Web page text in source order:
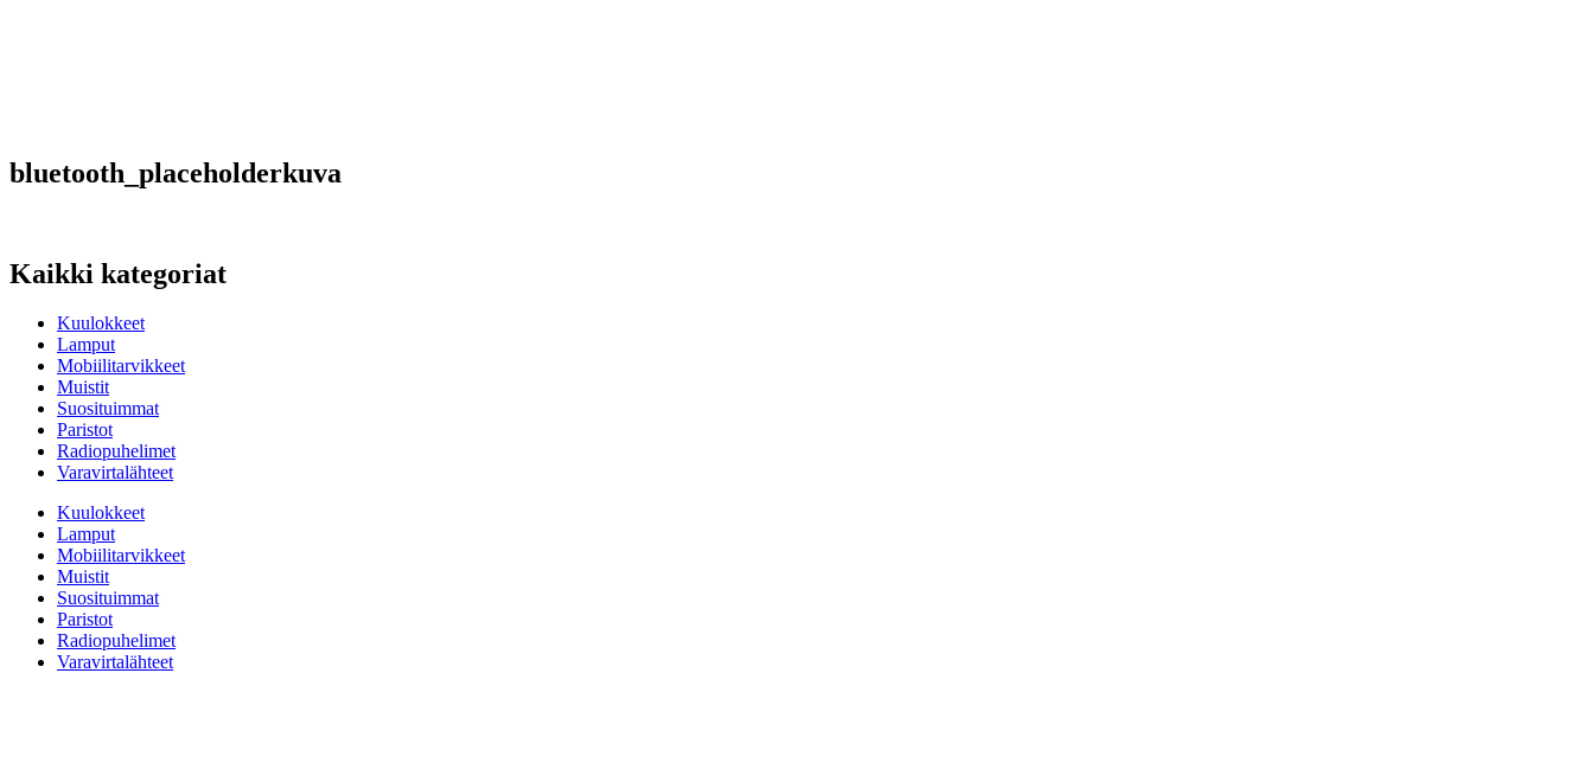
bluetooth_placeholderkuva
Kaikki kategoriat
Kuulokkeet
Lamput
Mobiilitarvikkeet
Muistit
Suosituimmat
Paristot
Radiopuhelimet
Varavirtalähteet
Kuulokkeet
Lamput
Mobiilitarvikkeet
Muistit
Suosituimmat
Paristot
Radiopuhelimet
Varavirtalähteet